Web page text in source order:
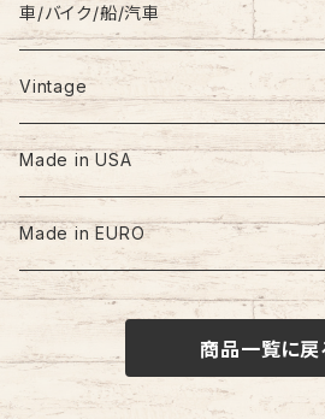
車/バイク/船/汽車
Vintage
60s-70s
80s
90s
Made in USA
Made in EURO
商品一覧に戻